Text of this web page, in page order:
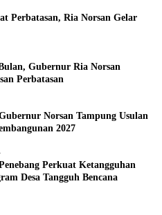
Perbatasan, Ria Norsan Gelar
Gubernur Ria Norsan
Perbatasan
Norsan Tampung Usulan
2027
Perkuat Ketangguhan
Desa Tangguh Bencana